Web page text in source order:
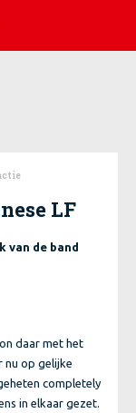
LF
van de band
daar met het
nu op gelijke
completely
in elkaar gezet.